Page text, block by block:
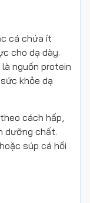
cá chứa ít
cho dạ dày.
nguồn protein
khỏe dạ
cách hấp,
dưỡng chất.
súp cá hồi